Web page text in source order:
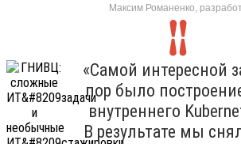
Максим Романенко,
«Самой интересной
пор было
внутреннего
В результате мы